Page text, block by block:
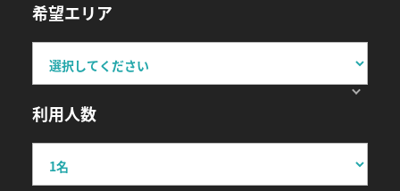
希望エリア
利用人数